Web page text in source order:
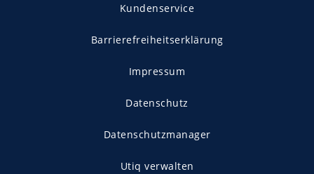
Kundenservice
Barrierefreiheitserklärung
Impressum
Datenschutz
Datenschutzmanager
Utiq verwalten